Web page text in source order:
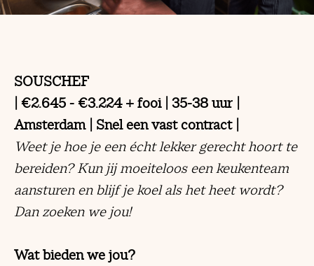
SOUSCHEF
| €2.645 - €3.224 + fooi | 35-38 uur |
Amsterdam | Snel een vast contract |
Weet je hoe je een écht lekker gerecht hoort te
bereiden? Kun jij moeiteloos een keukenteam
aansturen en blijf je koel als het heet wordt?
Dan zoeken we jou!
Wat bieden we jou?